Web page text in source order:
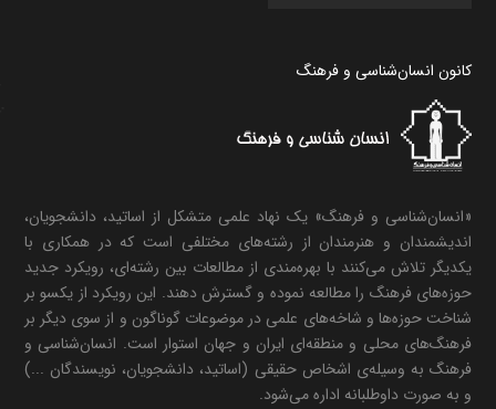
کانون انسان‌شناسی و فرهنگ
«انسان‌شناسی و فرهنگ» یک نهاد علمی متشکل از اساتید، دانشجویان،
اندیشمندان و هنرمندان از رشته‌های مختلفی است که در همکاری با
یکدیگر تلاش می‌کنند با بهره‌مندی از مطالعات بین رشته‌ای، رویکرد جدید
حوزه‌های فرهنگ را مطالعه نموده و گسترش دهند. این رویکرد از یکسو بر
شناخت حوزه‌ها و شاخه‌های علمی در موضوعات گوناگون و از سوی دیگر بر
فرهنگ‌های محلی و منطقه‌ای ایران و جهان استوار است. انسان‌شناسی و
فرهنگ به وسیله‌ی اشخاص حقیقی (اساتید، دانشجویان، نویسندگان ...)
و به صورت داوطلبانه اداره می‌شود.